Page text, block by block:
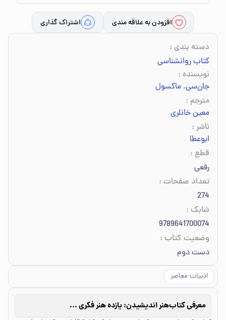
افزودن به علاقه مندی اشتراک گذاری
دسته بندی :
کتاب روانشناسی
نویسنده :
جان‌سی. ماکسول
مترجم :
معین خانلری
ناشر :
ابوعطا
قطع :
رقعی
تعداد صفحات :
274
شابک :
9789641700074
وضعیت کتاب :
دست دوم
ادبیات معاصر
معرفی کتاب هنر اندیشیدن: یازده هنر فکری مردمان موفق